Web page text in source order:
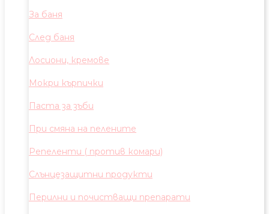
За баня
След баня
Лосиони, кремове
Мокри кърпички
Паста за зъби
При смяна на пелените
Репеленти ( против комари)
Слънцезащитни продукти
Перилни и почистващи препарати